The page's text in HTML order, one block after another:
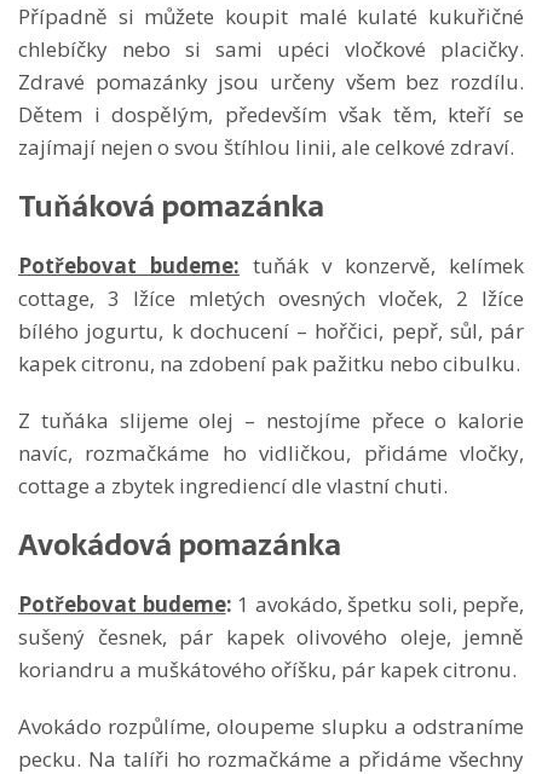
Případně si můžete koupit malé kulaté kukuřičné
chlebíčky nebo si sami upéci vločkové placičky.
Zdravé pomazánky jsou určeny všem bez rozdílu.
Dětem i dospělým, především však těm, kteří se
zajímají nejen o svou štíhlou linii, ale celkové zdraví.
Tuňáková pomazánka
Potřebovat budeme: tuňák v konzervě, kelímek
cottage, 3 lžíce mletých ovesných vloček, 2 lžíce
bílého jogurtu, k dochucení – hořčici, pepř, sůl, pár
kapek citronu, na zdobení pak pažitku nebo cibulku.
Z tuňáka slijeme olej – nestojíme přece o kalorie
navíc, rozmačkáme ho vidličkou, přidáme vločky,
cottage a zbytek ingrediencí dle vlastní chuti.
Avokádová pomazánka
Potřebovat budeme: 1 avokádo, špetku soli, pepře,
sušený česnek, pár kapek olivového oleje, jemně
koriandru a muškátového oříšku, pár kapek citronu.
Avokádo rozpůlíme, oloupeme slupku a odstraníme
pecku. Na talíři ho rozmačkáme a přidáme všechny